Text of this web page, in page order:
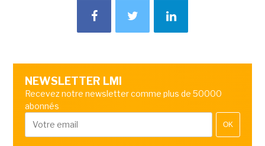
NEWSLETTER LMI
Recevez notre newsletter comme plus de 50000
abonnés
OK